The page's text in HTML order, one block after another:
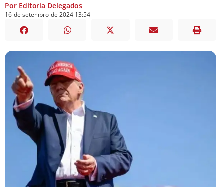
Por Editoria Delegados
16 de setembro de 2024 13:54